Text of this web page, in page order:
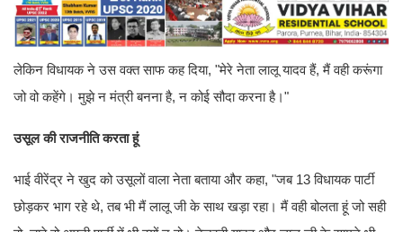
लेकिन विधायक ने उस वक्त साफ कह दिया, "मेरे नेता लालू यादव हैं, मैं वही करूंगा
जो वो कहेंगे। मुझे न मंत्री बनना है, न कोई सौदा करना है।"
उसूल की राजनीति करता हूं
भाई वीरेंद्र ने खुद को उसूलों वाला नेता बताया और कहा, "जब 13 विधायक पार्टी
छोड़कर भाग रहे थे, तब भी मैं लालू जी के साथ खड़ा रहा। मैं वही बोलता हूं जो सही